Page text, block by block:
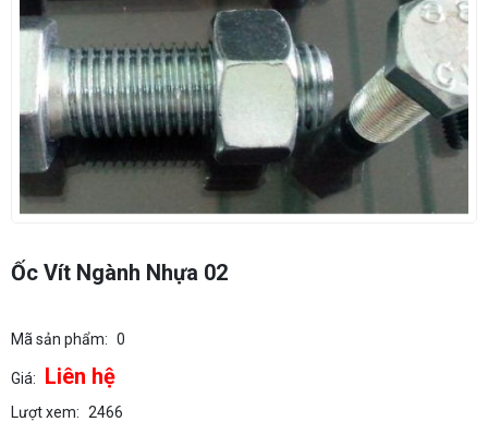
Ốc Vít Ngành Nhựa 02
Mã sản phẩm: 0
Giá: Liên hệ
Lượt xem: 2466